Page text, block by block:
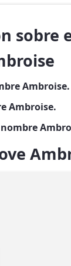
sobre
Ambroise.
Ambroise.